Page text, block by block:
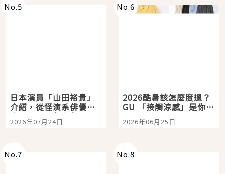
No.5
日本演員「山田裕貴」
介紹，從怪演系俳優走
向國民級日劇主角
2026年07月24日
No.6
2026酷暑該怎麼度過？
GU 「接觸涼感」是你的
夏日救星
2026年06月25日
No.7 No.8